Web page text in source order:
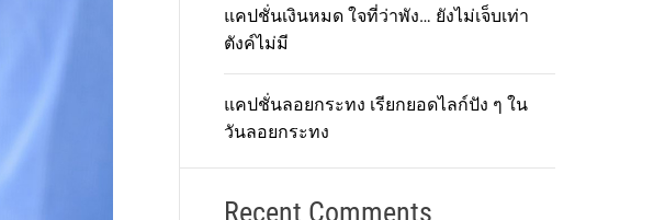
แคปชั่นเงินหมด ใจที่ว่าพัง… ยังไม่เจ็บเท่า
ตังค์ไม่มี
แคปชั่นลอยกระทง เรียกยอดไลก์ปัง ๆ ใน
วันลอยกระทง
Recent Comments